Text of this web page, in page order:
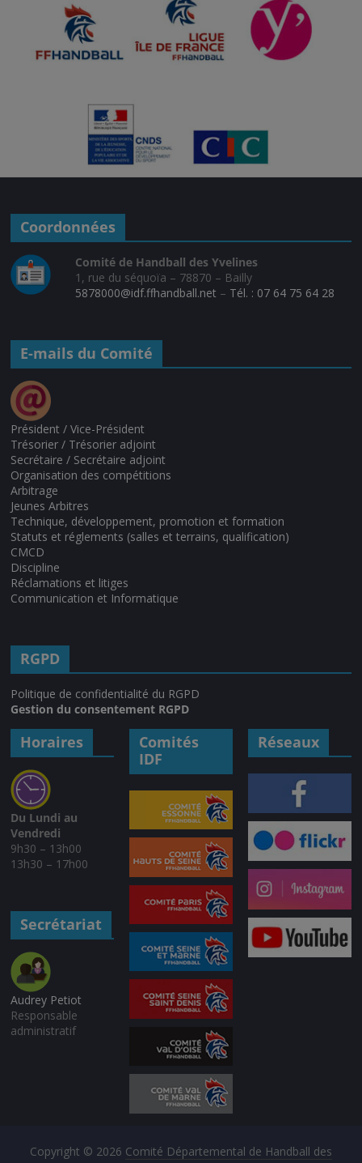
Coordonnées
Comité de Handball des Yvelines
1, rue du séquoïa – 78870 – Bailly
5878000@idf.ffhandball.net – Tél. : 07 64 75 64 28
E-mails du Comité
Président / Vice-Président
Trésorier / Trésorier adjoint
Secrétaire / Secrétaire adjoint
Organisation des compétitions
Arbitrage
Jeunes Arbitres
Technique, développement, promotion et formation
Statuts et réglements (salles et terrains, qualification)
CMCD
Discipline
Réclamations et litiges
Communication et Informatique
RGPD
Politique de confidentialité du RGPD
Gestion du consentement RGPD
Horaires
Du Lundi au
Vendredi
9h30 – 13h00
13h30 – 17h00
Secrétariat
Audrey Petiot
Responsable
administratif
Comités
IDF
Réseaux
Copyright © 2026 Comité Départemental de Handball des